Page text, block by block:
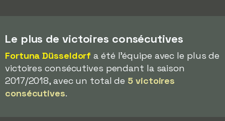
Le plus de victoires consécutives
Fortuna Düsseldorf a été l'équipe avec le plus de
victoires consécutives pendant la saison
2017/2018, avec un total de 5 victoires
consécutives.